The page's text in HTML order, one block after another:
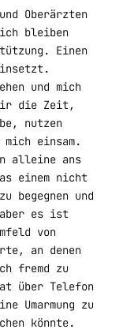
Oberärzten
bleiben
Einen
und mich
die Zeit,
nutzen
einsam.
alleine ans
einem nicht
begegnen und
aber es ist
von
an denen
fremd zu
über Telefon
Umarmung zu
könnte.